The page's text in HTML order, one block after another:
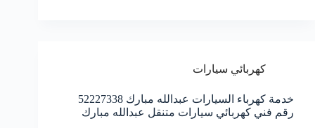
كهربائي سيارات
خدمة كهرباء السيارات عبدالله مبارك 52227338
رقم فني كهربائي سيارات متنقل عبدالله مبارك